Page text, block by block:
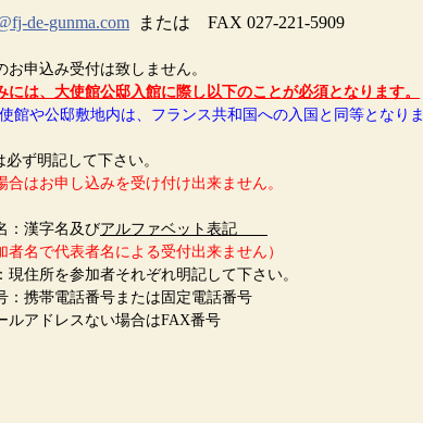
de-gunma.com または FAX 027-221-5909
付は致しません。
には、大使館公邸入館に際し以下のことが必須となります。
公邸敷地内は、フランス共和国への入国と同等となりま
して下さい。
合はお申し込みを受け付け出来ません。
名及びアルファベット表記
名で代表者名による受付出来ません）
者それぞれ明記して下さい。
番号または固定電話番号
ない場合はFAX番号